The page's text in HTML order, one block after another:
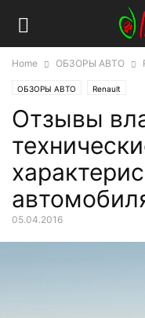
Home ОБЗОРЫ АВТО
ОБЗОРЫ АВТО Renault
Отзывы
05.04.2016